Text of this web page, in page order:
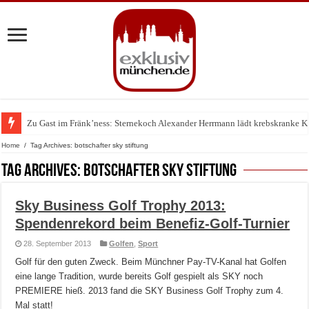
Zu Gast im Fränk’ness: Sternekoch Alexander Herrmann lädt krebskranke
Warum München gerade zum Treffpunkt der Lingerie-Branche wurde
Home / Tag Archives: botschafter sky stiftung
Tag Archives: botschafter sky stiftung
Sky Business Golf Trophy 2013:
Spendenrekord beim Benefiz-Golf-Turnier
28. September 2013 Golfen ,Sport
Golf für den guten Zweck. Beim Münchner Pay-TV-Kanal hat Golfen
eine lange Tradition, wurde bereits Golf gespielt als SKY noch
PREMIERE hieß. 2013 fand die SKY Business Golf Trophy zum 4.
Mal statt!